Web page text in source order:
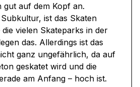
auf dem Kopf an.
ist das Skaten
vielen Skateparks in der
das. Allerdings ist das
ganz ungefährlich, da auf
geskatet wird und die
am Anfang – hoch ist.